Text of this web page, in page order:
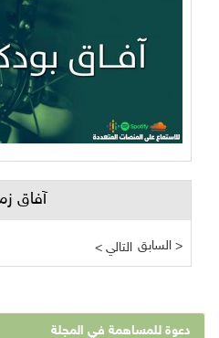
آفاق
< التالي السابق >
دعوة للمساهمة في المجلة